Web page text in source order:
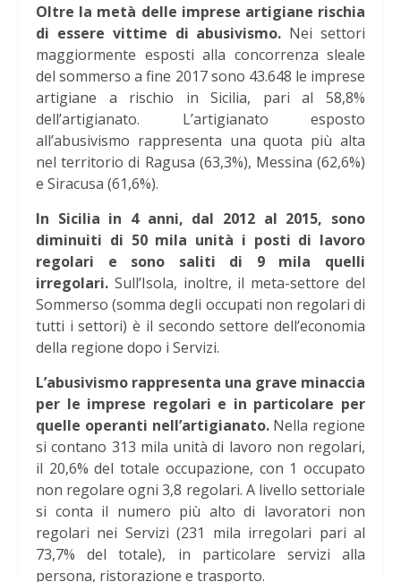
Oltre la metà delle imprese artigiane rischia
di essere vittime di abusivismo. Nei settori
maggiormente esposti alla concorrenza sleale
del sommerso a fine 2017 sono 43.648 le imprese
artigiane a rischio in Sicilia, pari al 58,8%
dell’artigianato. L’artigianato esposto
all’abusivismo rappresenta una quota più alta
nel territorio di Ragusa (63,3%), Messina (62,6%)
e Siracusa (61,6%).
In Sicilia in 4 anni, dal 2012 al 2015, sono
diminuiti di 50 mila unità i posti di lavoro
regolari e sono saliti di 9 mila quelli
irregolari. Sull’Isola, inoltre, il meta-settore del
Sommerso (somma degli occupati non regolari di
tutti i settori)è il secondo settore dell’economia
della regione dopo i Servizi.
L’abusivismo rappresenta una grave minaccia
per le imprese regolari e in particolare per
quelle operanti nell’artigianato.Nella regione
si contano 313 mila unità di lavoro non regolari,
il 20,6% del totale occupazione, con 1 occupato
non regolare ogni 3,8 regolari. A livello settoriale
si conta il numero più alto di lavoratori non
regolari nei Servizi (231 mila irregolari pari al
73,7% del totale), in particolare servizi alla
persona, ristorazione e trasporto.